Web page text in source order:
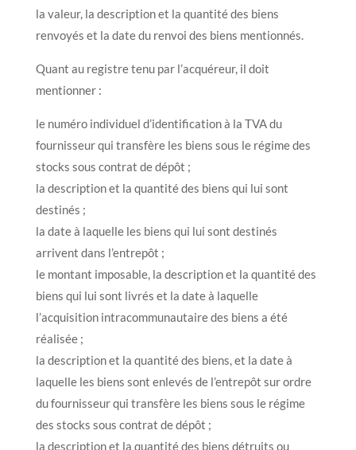
la valeur, la description et la quantité des biens
renvoyés et la date du renvoi des biens mentionnés.
Quant au registre tenu par l’acquéreur, il doit
mentionner :
le numéro individuel d’identification à la TVA du
fournisseur qui transfère les biens sous le régime des
stocks sous contrat de dépôt ;
la description et la quantité des biens qui lui sont
destinés ;
la date à laquelle les biens qui lui sont destinés
arrivent dans l’entrepôt ;
le montant imposable, la description et la quantité des
biens qui lui sont livrés et la date à laquelle
l’acquisition intracommunautaire des biens a été
réalisée ;
la description et la quantité des biens, et la date à
laquelle les biens sont enlevés de l’entrepôt sur ordre
du fournisseur qui transfère les biens sous le régime
des stocks sous contrat de dépôt ;
la description et la quantité des biens détruits ou